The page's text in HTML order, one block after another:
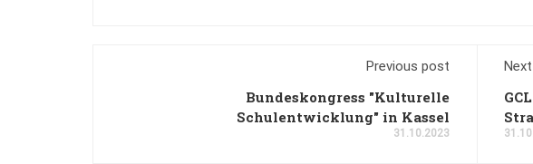
Previous post
Bundeskongress "Kulturelle
Schulentwicklung" in Kassel
31.10.2023